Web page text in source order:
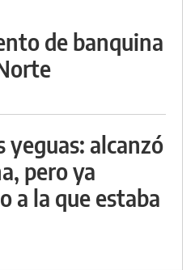
de banquina
yeguas: alcanzó
pero ya
a la que estaba